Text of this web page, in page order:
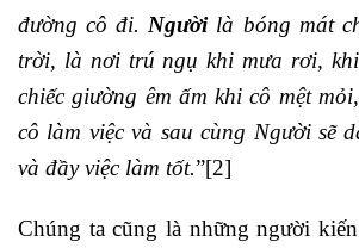
đường cô đi. Người là bóng mát
trời, là nơi trú ngụ khi mưa rơi,
chiếc giường êm ấm khi cô mệt
cô làm việc và sau cùng Người sẽ
và đầy việc làm tốt.”[2]
Chúng ta cũng là những người